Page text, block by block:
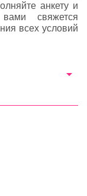
анкету и
свяжется
всех условий